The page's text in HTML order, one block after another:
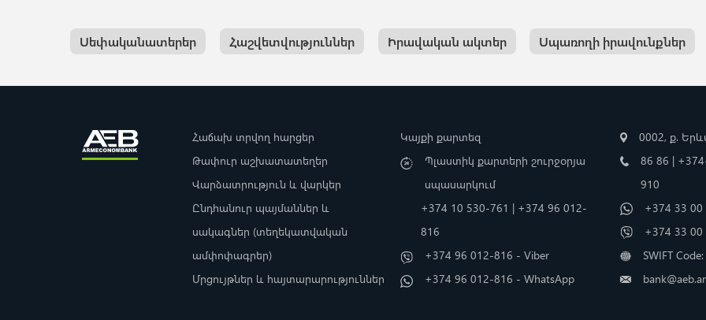
Սեփականատերեր Հաշվետվություններ Իրավական ակտեր Սպառողի իրավունքներ
Հաճախ տրվող հարցեր
Թափուր աշխատատեղեր
Վարձատրություն և վարկեր
Ընդհանուր պայմաններ և
սակագներ (տեղեկատվական
ամփոփագրեր)
Մրցույթներ և հայտարարություններ
Կայքի քարտեզ
Պլաստիկ քարտերի շուրջօրյա
սպասարկում
+374 10 530-761 | +374 96 012-
816
+374 96 012-816 - Viber
+374 96 012-816 - WhatsApp
0002, ք.
86 86 |
910
+374 33 00
+374 33 00
SWIFT